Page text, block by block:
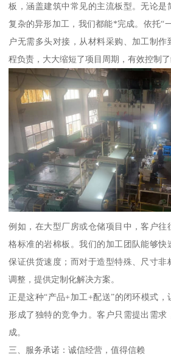
板，涵盖建筑中常见的主流板型。无论是
复杂的异形加工，我们都能*完成。依托“
户无需多头对接，从材料采购、加工制作
程负责，大大缩短了项目周期，有效控制了
例如，在大型厂房或仓储项目中，客户往
格标准的岩棉板。我们的加工团队能够快
保证供货速度；而对于造型特殊、尺寸非
调整，提供定制化解决方案。
正是这种“产品+加工+配送”的闭环模式
形成了独特的竞争力。客户只需提出需求
成。
三、服务承诺：诚信经营，值得信赖